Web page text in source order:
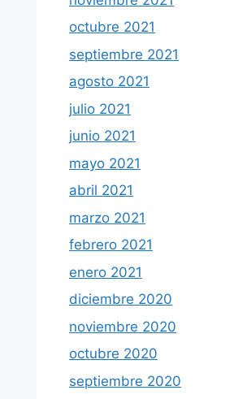
octubre 2021
septiembre 2021
agosto 2021
julio 2021
junio 2021
mayo 2021
abril 2021
marzo 2021
febrero 2021
enero 2021
diciembre 2020
noviembre 2020
octubre 2020
septiembre 2020